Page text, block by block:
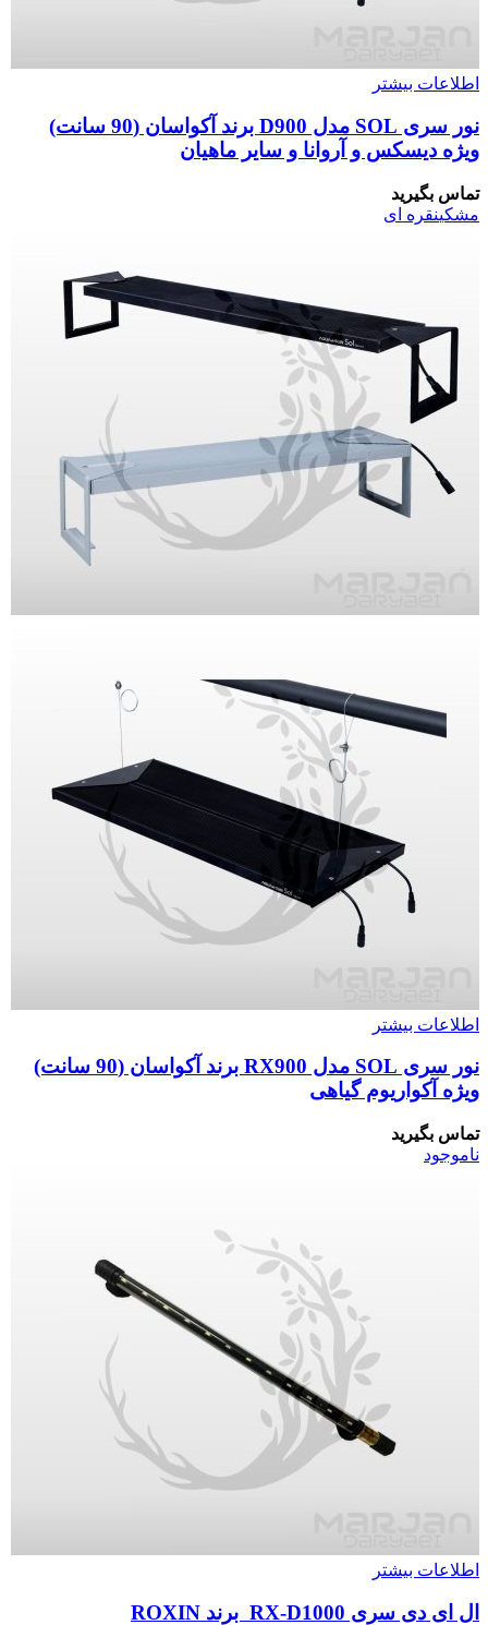
اطلاعات بیشتر
نور سری SOL مدل D900 برند آکواسان (90 سانت)
ویژه دیسکس و آروانا و سایر ماهیان
تماس بگیرید
مشکینقره ای
اطلاعات بیشتر
نور سری SOL مدل RX900 برند آکواسان (90 سانت)
ویژه آکواریوم گیاهی
تماس بگیرید
ناموجود
اطلاعات بیشتر
ال ای دی سری RX-D1000 برند ROXIN